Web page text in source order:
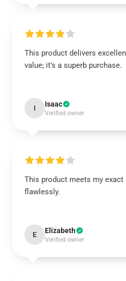
This product delivers
value; it’s a superb purchase.
I Isaac
Verified owner
This product meets my exact
flawlessly.
E Elizabeth
Verified owner